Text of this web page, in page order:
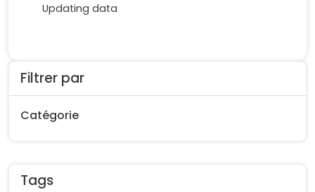
Filtrer par
Catégorie
Tags
Updating data